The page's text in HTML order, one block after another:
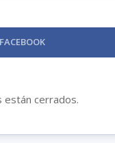
están cerrados.